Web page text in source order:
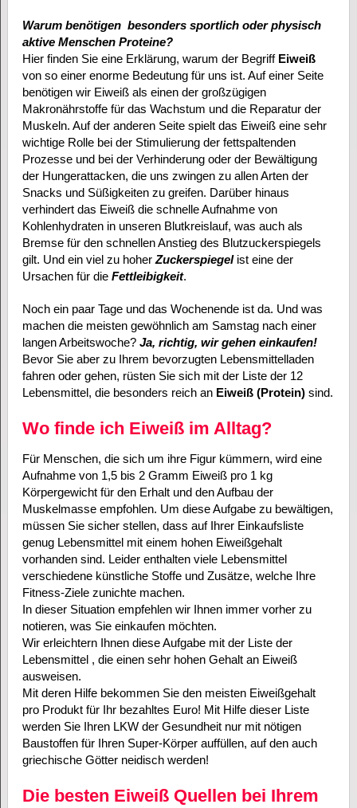
Warum benötigen besonders sportlich oder physisch
aktive Menschen Proteine?
Hier finden Sie eine Erklärung, warum der Begriff Eiweiß
von so einer enorme Bedeutung für uns ist. Auf einer Seite
benötigen wir Eiweiß als einen der großzügigen
Makronährstoffe für das Wachstum und die Reparatur der
Muskeln. Auf der anderen Seite spielt das Eiweiß eine sehr
wichtige Rolle bei der Stimulierung der fettspaltenden
Prozesse und bei der Verhinderung oder der Bewältigung
der Hungerattacken, die uns zwingen zu allen Arten der
Snacks und Süßigkeiten zu greifen. Darüber hinaus
verhindert das Eiweiß die schnelle Aufnahme von
Kohlenhydraten in unseren Blutkreislauf, was auch als
Bremse für den schnellen Anstieg des Blutzuckerspiegels
gilt. Und ein viel zu hoher Zuckerspiegel ist eine der
Ursachen für die Fettleibigkeit.
Noch ein paar Tage und das Wochenende ist da. Und was
machen die meisten gewöhnlich am Samstag nach einer
langen Arbeitswoche? Ja, richtig, wir gehen einkaufen!
Bevor Sie aber zu Ihrem bevorzugten Lebensmittelladen
fahren oder gehen, rüsten Sie sich mit der Liste der 12
Lebensmittel, die besonders reich an Eiweiß (Protein)sind.
Wo finde ich Eiweiß im Alltag?
Für Menschen, die sich um ihre Figur kümmern, wird eine
Aufnahme von 1,5 bis 2 Gramm Eiweiß pro 1 kg
Körpergewicht für den Erhalt und den Aufbau der
Muskelmasse empfohlen. Um diese Aufgabe zu bewältigen,
müssen Sie sicher stellen, dass auf Ihrer Einkaufsliste
genug Lebensmittel mit einem hohen Eiweißgehalt
vorhanden sind. Leider enthalten viele Lebensmittel
verschiedene künstliche Stoffe und Zusätze, welche Ihre
Fitness-Ziele zunichte machen.
In dieser Situation empfehlen wir Ihnen immer vorher zu
notieren, was Sie einkaufen möchten.
Wir erleichtern Ihnen diese Aufgabe mit der Liste der
Lebensmittel , die einen sehr hohen Gehalt an Eiweiß
ausweisen.
Mit deren Hilfe bekommen Sie den meisten Eiweißgehalt
pro Produkt für Ihr bezahltes Euro! Mit Hilfe dieser Liste
werden Sie Ihren LKW der Gesundheit nur mit nötigen
Baustoffen für Ihren Super-Körper auffüllen, auf den auch
griechische Götter neidisch werden!
Die besten Eiweiß Quellen bei Ihrem